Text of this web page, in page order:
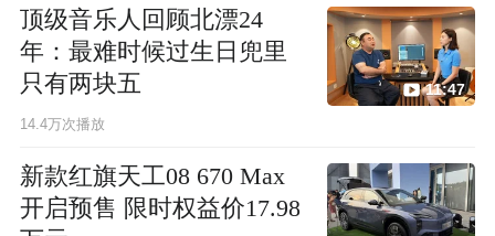
顶级音乐人回顾北漂24
年：最难时候过生日兜里
只有两块五
14.4万次播放
11:47
新款红旗天工08 670 Max
开启预售 限时权益价17.98